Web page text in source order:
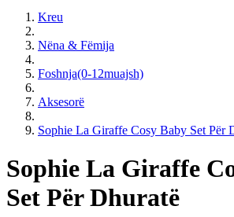
Kreu
Nëna & Fëmija
Foshnja(0-12muajsh)
Aksesorë
Sophie La Giraffe Cosy Baby Set Për
Sophie La Giraffe
Set Për Dhuratë